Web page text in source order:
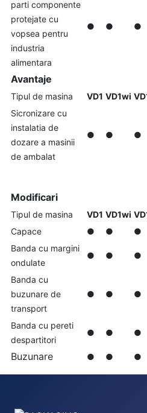
parti componente
protejate cu
vopsea pentru
industria
alimentara
● ● ●
Avantaje
Tipul de masina VD1 VD1wi
Sicronizare cu
instalatia de
dozare a masinii
de ambalat
● ● ●
Modificari
Tipul de masina VD1 VD1wi
Capace
● ● ●
Banda cu margini
ondulate
● ● ●
Banda cu
buzunare de
transport
● ● ●
Banda cu pereti
despartitori
● ● ●
Buzunare ● ● ●